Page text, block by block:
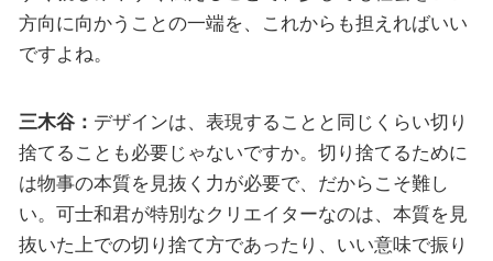
方向に向かうことの一端を、これからも担えればいい
ですよね。
三木谷： デザインは、表現することと同じくらい切り
捨てることも必要じゃないですか。切り捨てるために
は物事の本質を見抜く力が必要で、だからこそ難し
い。可士和君が特別なクリエイターなのは、本質を見
抜いた上での切り捨て方であったり、いい意味で振り